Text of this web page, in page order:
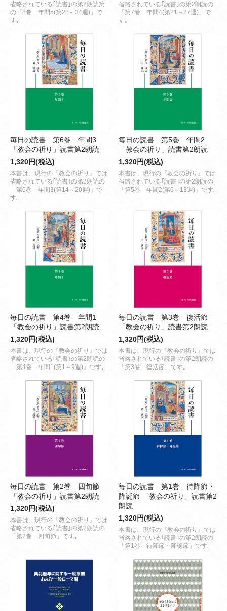
省略されている｢読書｣の第2朗読第
の「8巻 年間5(第28～34週)」で
す｡
省略されている｢読書｣の第2朗読の
「第7巻 年間4(第21～27週)」で
す｡
毎日の読書 第6巻 年間3
「教会の祈り」読書第2朗読
1,320円(税込)
本書は、現行の『教会の祈り』では
省略されている｢読書｣の第2朗読の
「第6巻 年間3(第14～20週)」で
す｡
毎日の読書 第5巻 年間2
「教会の祈り」読書第2朗読
1,320円(税込)
本書は、現行の『教会の祈り』では
省略されている｢読書｣の第2朗読の
「第5巻 年間2(第6～13週)」です｡
毎日の読書 第4巻 年間1
「教会の祈り」読書第2朗読
1,320円(税込)
本書は、現行の『教会の祈り』では
省略されている｢読書｣の第2朗読の
「第4巻 年間1(第1～9週)」です｡
毎日の読書 第3巻 復活節
「教会の祈り」読書第2朗読
1,320円(税込)
本書は、現行の『教会の祈り』では
省略されている｢読書｣の第2朗読の
「第3巻 復活節」です｡
毎日の読書 第2巻 四旬節
「教会の祈り」読書第2朗読
1,320円(税込)
本書は、現行の『教会の祈り』では
省略されている｢読書｣の第2朗読の
「第2巻 四旬節」です｡
毎日の読書 第1巻 待降節・
降誕節 「教会の祈り」読書第2
朗読
1,320円(税込)
本書は、現行の『教会の祈り』では
省略されている｢読書｣の第2朗読の
「第1巻 待降節・降誕節」です｡